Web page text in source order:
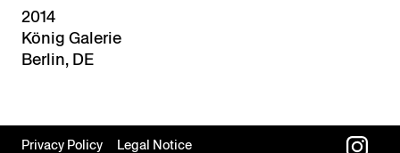
2014
König Galerie
Berlin, DE
Privacy Policy Legal Notice